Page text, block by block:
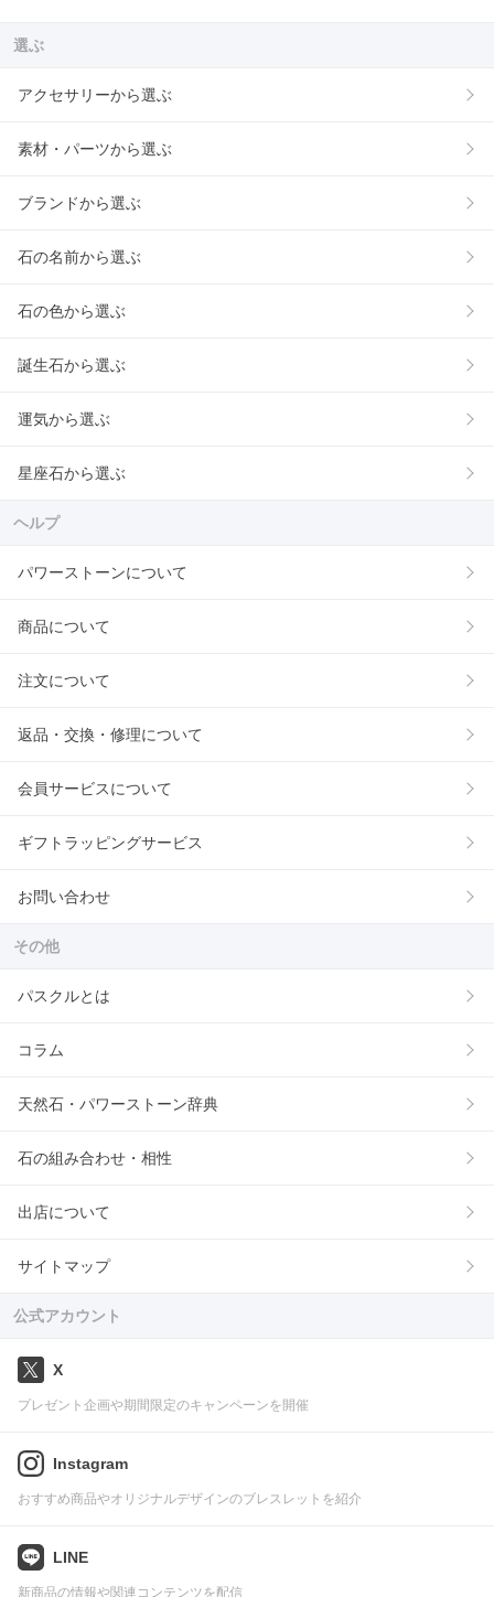
選ぶ
アクセサリーから選ぶ
素材・パーツから選ぶ
ブランドから選ぶ
石の名前から選ぶ
石の色から選ぶ
誕生石から選ぶ
運気から選ぶ
星座石から選ぶ
ヘルプ
パワーストーンについて
商品について
注文について
返品・交換・修理について
会員サービスについて
ギフトラッピングサービス
お問い合わせ
その他
パスクルとは
コラム
天然石・パワーストーン辞典
石の組み合わせ・相性
出店について
サイトマップ
公式アカウント
X
プレゼント企画や期間限定のキャンペーンを開催
Instagram
おすすめ商品やオリジナルデザインのブレスレットを紹介
LINE
新商品の情報や関連コンテンツを配信